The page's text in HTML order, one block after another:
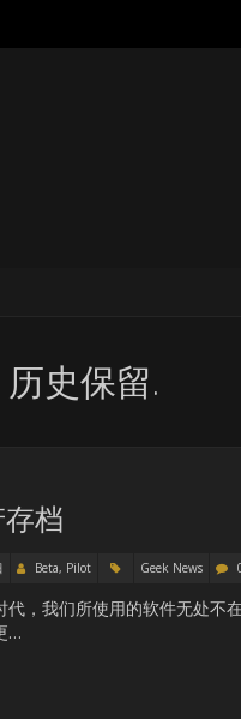
历史保留.
档
Beta, Pilot Geek News
代，我们所使用的软件无处不
…